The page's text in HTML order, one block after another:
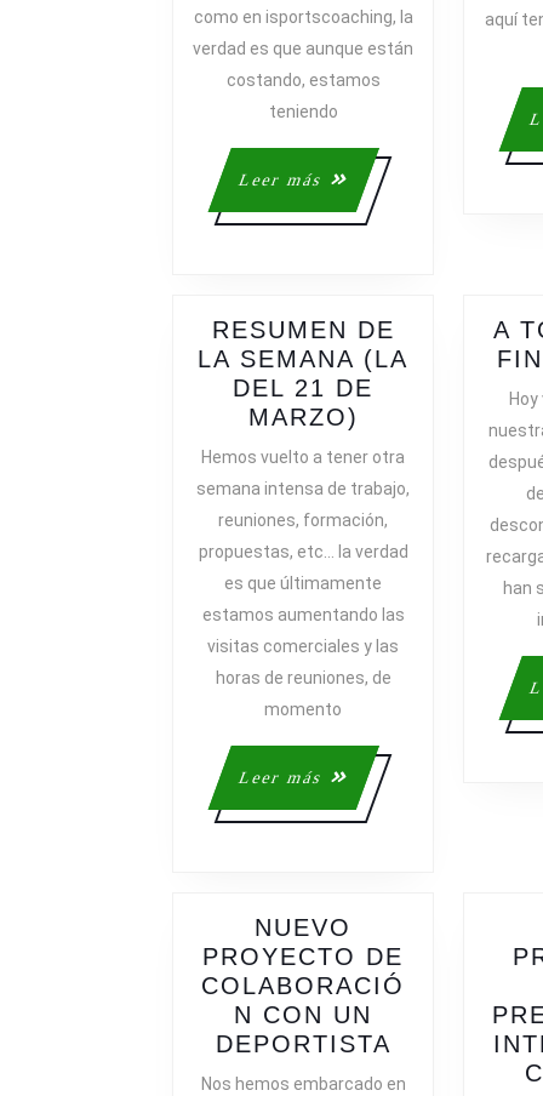
como en isportscoaching, la
verdad es que aunque están
costando, estamos
teniendo
Leer más
Leer
más
aquí
RESUMEN DE
LA SEMANA (LA
DEL 21 DE
MARZO)
DE
SEMANA
(LA
DEL
21
DE
MARZO)
Hemos vuelto a tener otra
semana intensa de trabajo,
reuniones, formación,
propuestas, etc… la verdad
es que últimamente
estamos aumentando las
visitas comerciales y las
horas de reuniones, de
momento
Leer más
Leer
más
A
han
NUEVO
PROYECTO DE
COLABORACIÓ
N CON UN
DEPORTISTA
PROYECTO
Nos hemos embarcado en